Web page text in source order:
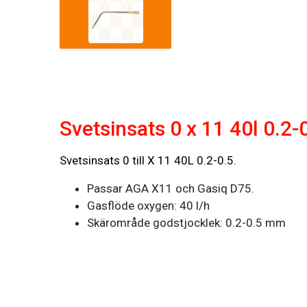
Svetsinsats 0 x 11 40l 0.2-
Svetsinsats 0 till X 11 40L 0.2-0.5.
Passar AGA X11 och Gasiq D75.
Gasflöde oxygen: 40 l/h
Skärområde godstjocklek: 0.2-0.5 mm